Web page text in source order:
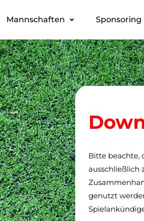
Mannschaften Sponsoring
Bitte beachte,
ausschließlich
genutzt